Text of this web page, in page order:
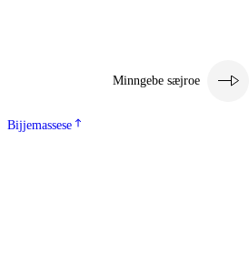
Minngebe sæjroe
Bijjemassese